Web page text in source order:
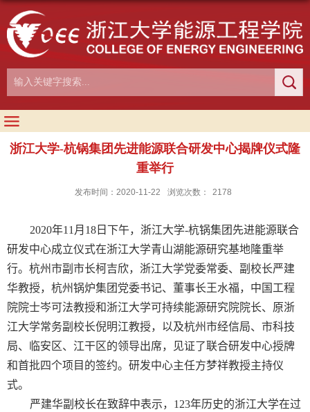
浙江大学-杭锅集团先进能源联合研发中心揭牌仪式隆
重举行
发布时间：2020-11-22 浏览次数： 2178
2020年11 月 18日下午，浙江大学-杭锅集团先进能源联合
研发中心成立仪式在浙江大学青山湖能源研究基地隆重举
行。杭州市副市长柯吉欣，浙江大学党委常委、副校长严建
华教授，杭州锅炉集团党委书记、董事长王水福，中国工程
院院士岑可法教授和浙江大学可持续能源研究院院长、原浙
江大学常务副校长倪明江教授，以及杭州市经信局、市科技
局、临安区、江干区的领导出席，见证了联合研发中心授牌
和首批四个项目的签约。研发中心主任方梦祥教授主持仪
式。
严建华副校长在致辞中表示， 123年历史的浙江大学在过